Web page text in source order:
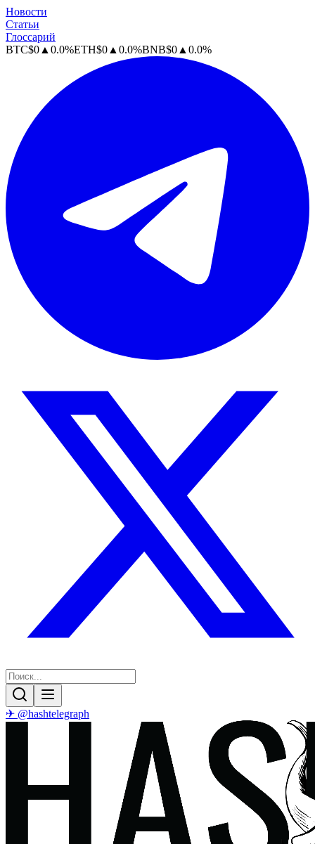
Новости
Статьи
Глоссарий
BTC$0 ▲ 0.0%ETH$0 ▲ 0.0%BNB$0 ▲ 0.0%
✈ @hashtelegraph